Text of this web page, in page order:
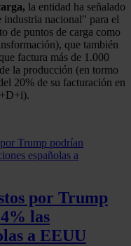
la entidad ha señalado
industria nacional" para el
de puntos de carga como
que también
factura más de 1.000
la producción (en tormo
20% de su facturación en
por Trump
las
a EEUU